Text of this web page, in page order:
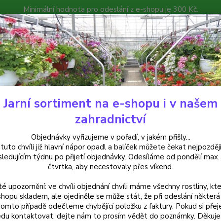
Minimální hodnota pro odeslání z e-shopu je 300 Kč.
můžete čekat nejpozději v následujícím týdnu po přijetí
Poradna Kontakty
Hledat
Fuchsie Holz Miche Fuchsie - 1 ks
Miche Fuchsie - 1 ks
Jarní sortiment na e-shopu i v našem
zahradnictví
Objednávky vyřizujeme v pořadí, v jakém přišly...
chvíli již hlavní nápor opadl a balíček můžete čekat
týdnu po přijetí objednávky. Odesíláme od pondělí
čtvrtka, aby necestovaly přes víkend.
upozornění: ve chvíli objednání chvíli máme všechny rostliny,
skladem, ale ojediněle se může stát, že při odeslání některá
případě odečteme chybějící položku z faktury. Pokud si
kontaktovat, dejte nám to prosím vědět do poznámky.